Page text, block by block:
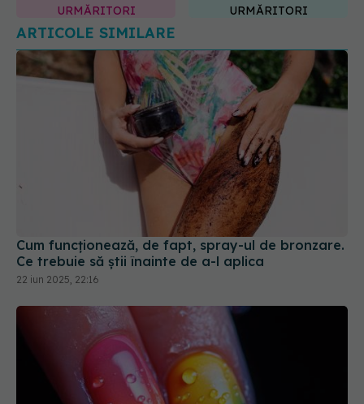
ARTICOLE SIMILARE
Cum funcționează, de fapt, spray-ul de bronzare.
Ce trebuie să știi înainte de a-l aplica
22 iun 2025, 22:16